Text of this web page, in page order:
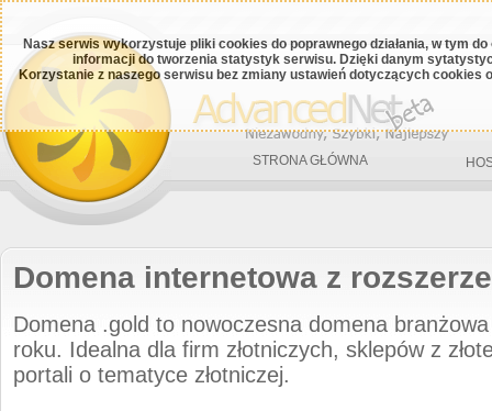
Nasz serwis wykorzystuje pliki cookies do poprawnego działania, w tym
informacji do tworzenia statystyk serwisu. Dzięki danym
Korzystanie z naszego serwisu bez zmiany ustawień dotyczących cookies
STRONA GŁÓWNA
Domena internetowa z
Domena .gold to nowoczesna domena
roku. Idealna dla firm złotniczych, sklepów z
portali o tematyce złotniczej.